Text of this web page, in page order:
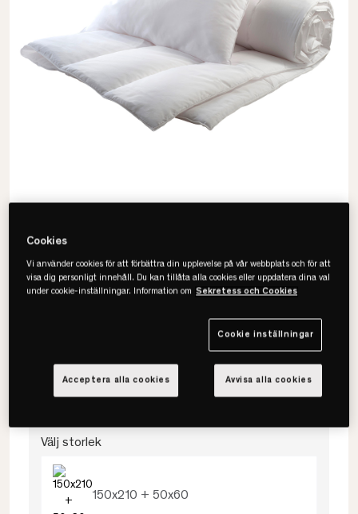
Malört Set Fibertäcke & Kudde
• OEKO-TEX
Välj storlek
150x210 + 50x60
Cookies
Vi använder cookies för att förbättra din upplevelse på vår webbplats och för att
visa dig personligt innehåll. Du kan tillåta alla cookies eller uppdatera dina val
under cookie-inställningar. Information om Sekretess och Cookies
Cookie inställningar
Avvisa alla cookies
Acceptera alla cookies